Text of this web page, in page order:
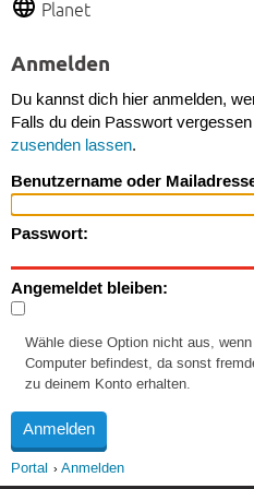
Planet
Anmelden
Du kannst dich hier anmelden,
Falls du dein Passwort
zusenden lassen.
Benutzername oder
Passwort:
Angemeldet bleiben:
Wähle diese Option nicht aus,
Computer befindest, da sonst
zu deinem Konto erhalten.
Portal Anmelden